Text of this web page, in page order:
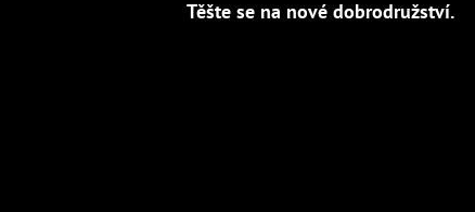
Těšte se na nové dobrodružství.